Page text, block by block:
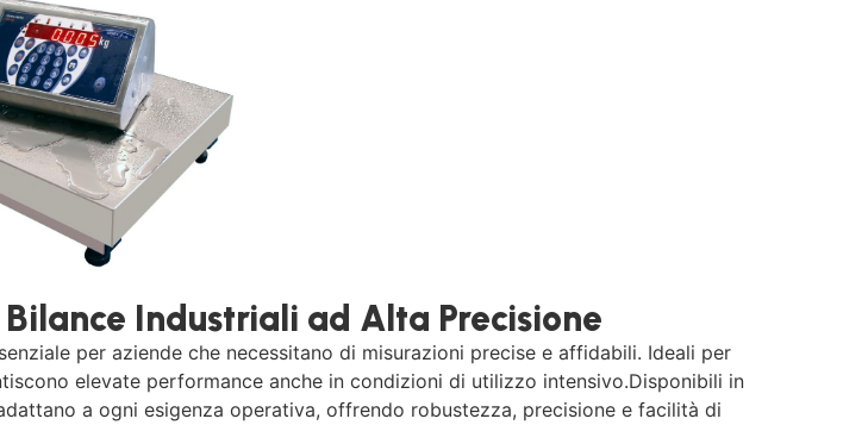
Industriali ad Alta Precisione
per aziende che necessitano di misurazioni precise e affidabili. Ideali per
elevate performance anche in condizioni di utilizzo intensivo.Disponibili in
a ogni esigenza operativa, offrendo robustezza, precisione e facilità di